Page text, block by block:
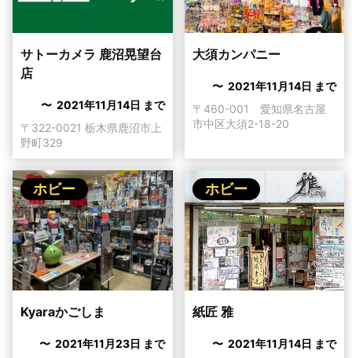
サトーカメラ 鹿沼晃望台
店
〜 2021年11月14日 まで
〒322-0021 栃木県鹿沼市上
野町329
大須カンパニー
〜 2021年11月14日 まで
〒460-001 愛知県名古屋
市中区大須2-18-20
ホビー
Kyaraかごしま
〜 2021年11月23日 まで
ホビー
紙匠 雅
〜 2021年11月14日 まで